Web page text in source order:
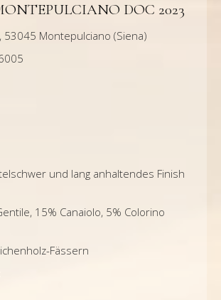
DOC 2023
53045 Montepulciano (Siena)
und lang anhaltendes Finish
15% Canaiolo, 5% Colorino
Fässern